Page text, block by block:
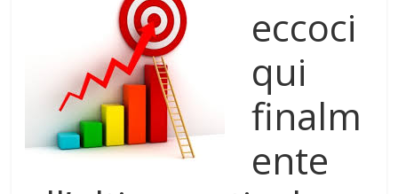
eccoci
qui
finalm
ente